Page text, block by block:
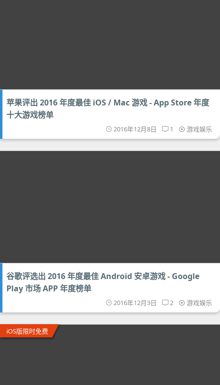
苹果评出 2016 年度最佳 iOS / Mac 游戏 - App Store 年度
十大游戏榜单
2016年12月8日 1 游戏娱乐
谷歌评选出 2016 年度最佳 Android 安卓游戏 - Google
Play 市场 APP 年度榜单
2016年12月3日 2 游戏娱乐
iOS版限时免费